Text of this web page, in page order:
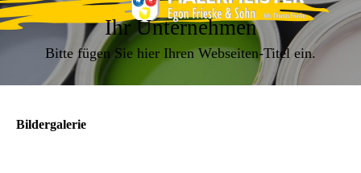
Ihr Unternehmen
Bitte fügen Sie hier Ihren Webseiten-Titel ein.
Bildergalerie